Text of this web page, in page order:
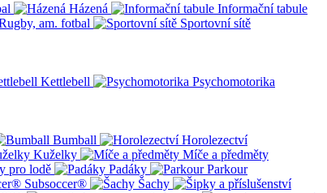
Házená
Informační tabule
am. fotbal
Sportovní sítě
Kettlebell
Psychomotorika
Bumball
Horolezectví
Kuželky
Míče a předměty
pro lodě Padáky
Parkour
Subsoccer®
Šachy